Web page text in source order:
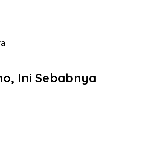
Ini Sebabnya